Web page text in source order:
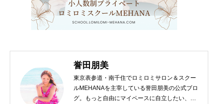
誉田朋美
東京表参道・南千住でロミロミサロン＆スクー
ルMEHANAを主宰している誉田朋美の公式ブロ
グ。もっと自由にマイペースに自立したい、独